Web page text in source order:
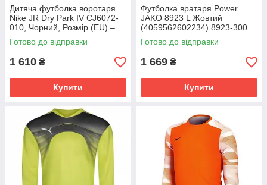
Дитяча футболка воротаря
Nike JR Dry Park IV CJ6072-
010, Чорний, Розмір (EU) –
128cm
Готово до відправки
1 610 ₴
Купити
Футболка вратаря Power
JAKO 8923 L Жовтий
(4059562602234) 8923-300
Готово до відправки
1 669 ₴
Купити